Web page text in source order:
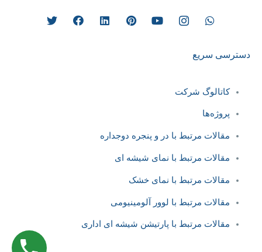
دسترسی سریع
کاتالوگ شرکت
پروژه‌ها
مقالات مرتبط با در و پنجره دوجداره
مقالات مرتبط با نمای شیشه ای
مقالات مرتبط با نمای خشک
مقالات مرتبط با لوور آلومینیومی
مقالات مرتبط با پارتیشن شیشه ‌ای اداری